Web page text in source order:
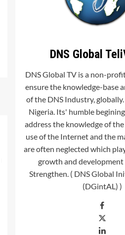
DNS Global
DNS Global TV is a non-
ensure the knowledge-base
of the DNS Industry,
Nigeria. Its' humble
address the knowledge of
use of the Internet and the
are often neglected which
growth and development
Strengthen. ( DNS Global
(DGintAL) )